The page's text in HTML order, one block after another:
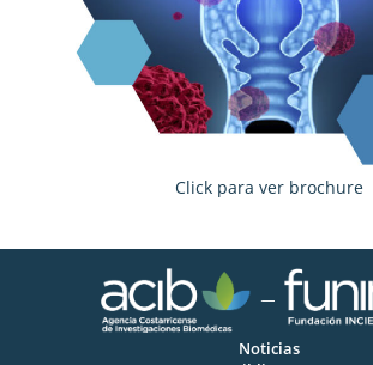
Click para ver brochure
Noticias